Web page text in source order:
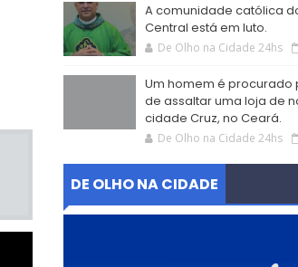
A comunidade católica
Central está em luto.
De Olho na Cidade 24hs
Um homem é procurado
de assaltar uma loja de
cidade Cruz, no Ceará.
De Olho na Cidade 24hs
DE OLHO NA CIDADE